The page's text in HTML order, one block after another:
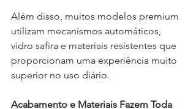
Além disso, muitos modelos premium
utilizam mecanismos automáticos,
vidro safira e materiais resistentes que
proporcionam uma experiência muito
superior no uso diário.
Acabamento e Materiais Fazem Toda